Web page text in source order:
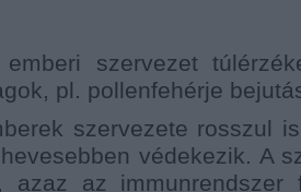
szervezet
pl. pollenfehérje
szervezete rosszul
védekezik. A
azaz az